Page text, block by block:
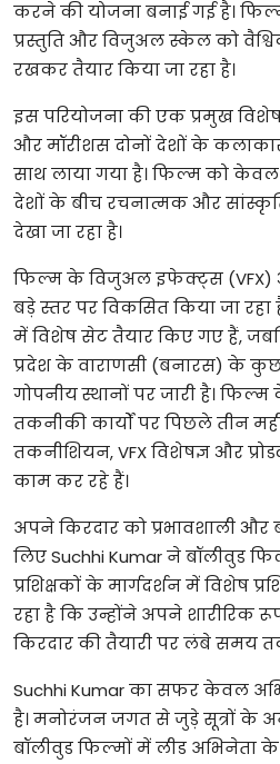
करनेकीयोजनाबनाईगईहै।
प्रस्तुतिऔरविजुअलस्केलको
रखकरतैयारकियाजारहाहै।
इसपरियोजनाकीएकप्रमुख
औरमॉरीशसदोनोंदेशोंके
साथलायागयाहै।फिल्मकोकेवल
देशोंकेबीचरचनात्मकऔर
देखाजारहाहै।
फिल्मकेविजुअलइफेक्ट्स (VFX)
बड़ेस्तरपरविकसितकियाजारहा
मेंविशेषसेटतैयारकिएगएहैं,
प्रदेशकेवाराणसी (बनारस) के
गोपनीयस्थानोंपरजारीहै।फिल्म
तकनीकीकार्योंपरपिछलेतीन
तकनीशियन, VFXविशेषज्ञऔर
कामकररहेहैं।
अपनेकिरदारकोप्रभावशालीऔर
लिएSuchhi Kumarनेबॉलीवुड
प्रशिक्षकोंकेमार्गदर्शनमेंविशेष
रहाहैकिउन्होंने अपने शारीरिक
किरदारकीतैयारीपरलंबेसमय
Suchhi Kumarकासफरकेवल
है।मनोरंजनजगतसेजुड़ेसूत्रोंके
बॉलीवुडफिल्मोंमेंलीड अभिनेताके